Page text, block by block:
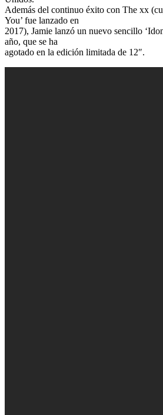
Además del continuo éxito con The xx
You’ fue lanzado en
2017), Jamie lanzó un nuevo sencillo
año, que se ha
agotado en la edición limitada de 12″.